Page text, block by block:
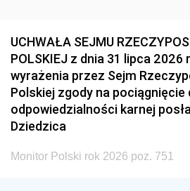
UCHWAŁA SEJMU
POLSKIEJ z dnia 31 lipca 2026
wyrażenia przez Sejm
Polskiej zgody na pociągnięcie
odpowiedzialności karnej
Dziedzica
Monitor Polski rok 2026 poz. 751